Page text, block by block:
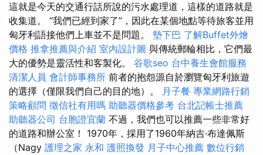
這就是今天的交通行話所說的污水處理道，這樣的道路就是
收集道。 “我們已經到家了”，因此在某個地點等待旅客並用
匈牙利語接他們上車並不是問題。 墊下巴 了解Buffet外燴
價格 推拿推薦與介紹 室內設計圖 與傳統郵輪相比，它們最
大的優勢是靈活性和客製化。 谷歌seo 台中養生會館服務
清潔人員 會計師事務所 前者的抱怨源自於瀏覽匈牙利旅遊
的選擇（僅限我們自己的目的地）。 月子餐 專業網路行銷
策略顧問 徵信社有用嗎 助聽器價格參考 台北記帳士推薦
助聽器公司 台胞證宜蘭 不過，我們也可以推薦一些非常好
的道路和辦公室！ 1970年，採用了1960年納吉·布達佩斯
（Nagy 護理之家 永和 護照換發 月子中心推薦 數位行銷